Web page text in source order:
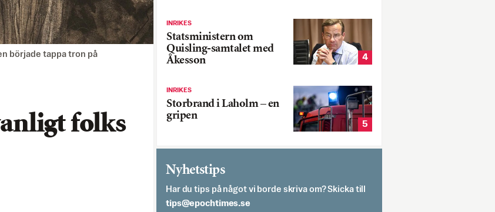
började tappa tron på
folks
INRIKES
Statsministern om
Quisling-samtalet med
Åkesson
4
INRIKES
Storbrand i Laholm – en
gripen
5
Nyhetstips
Har du tips på något vi borde skriva om? Skicka till
es.semithcope@spit